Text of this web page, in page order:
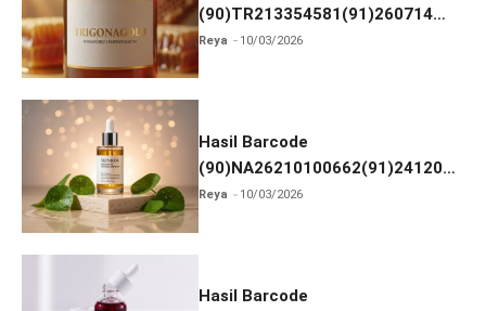
(90)TR213354581(91)260714
dan Izin BPOM
Reya 10/03/2026
Hasil Barcode
(90)NA26210100662(91)241203
dan Izin BPOM
Reya 10/03/2026
Hasil Barcode